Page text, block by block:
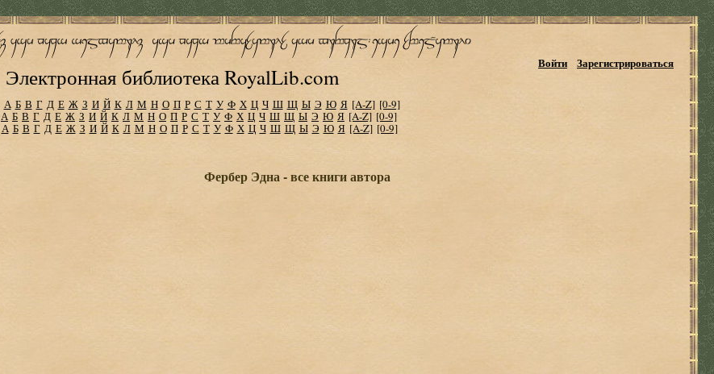
Электронная библиотека RoyalLib.com
Войти Зарегистрироваться
А Б В Г Д Е Ж З И Й К Л М Н О П Р С Т У Ф Х Ц Ч Ш Щ Ы Э Ю Я [A-Z] [0-9]
А Б В Г Д Е Ж З И Й К Л М Н О П Р С Т У Ф Х Ц Ч Ш Щ Ы Э Ю Я [A-Z] [0-9]
А Б В Г Д Е Ж З И Й К Л М Н О П Р С Т У Ф Х Ц Ч Ш Щ Ы Э Ю Я [A-Z] [0-9]
Фербер Эдна - все книги автора